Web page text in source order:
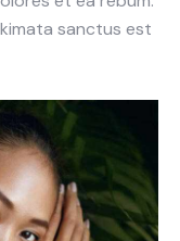
sanctus est